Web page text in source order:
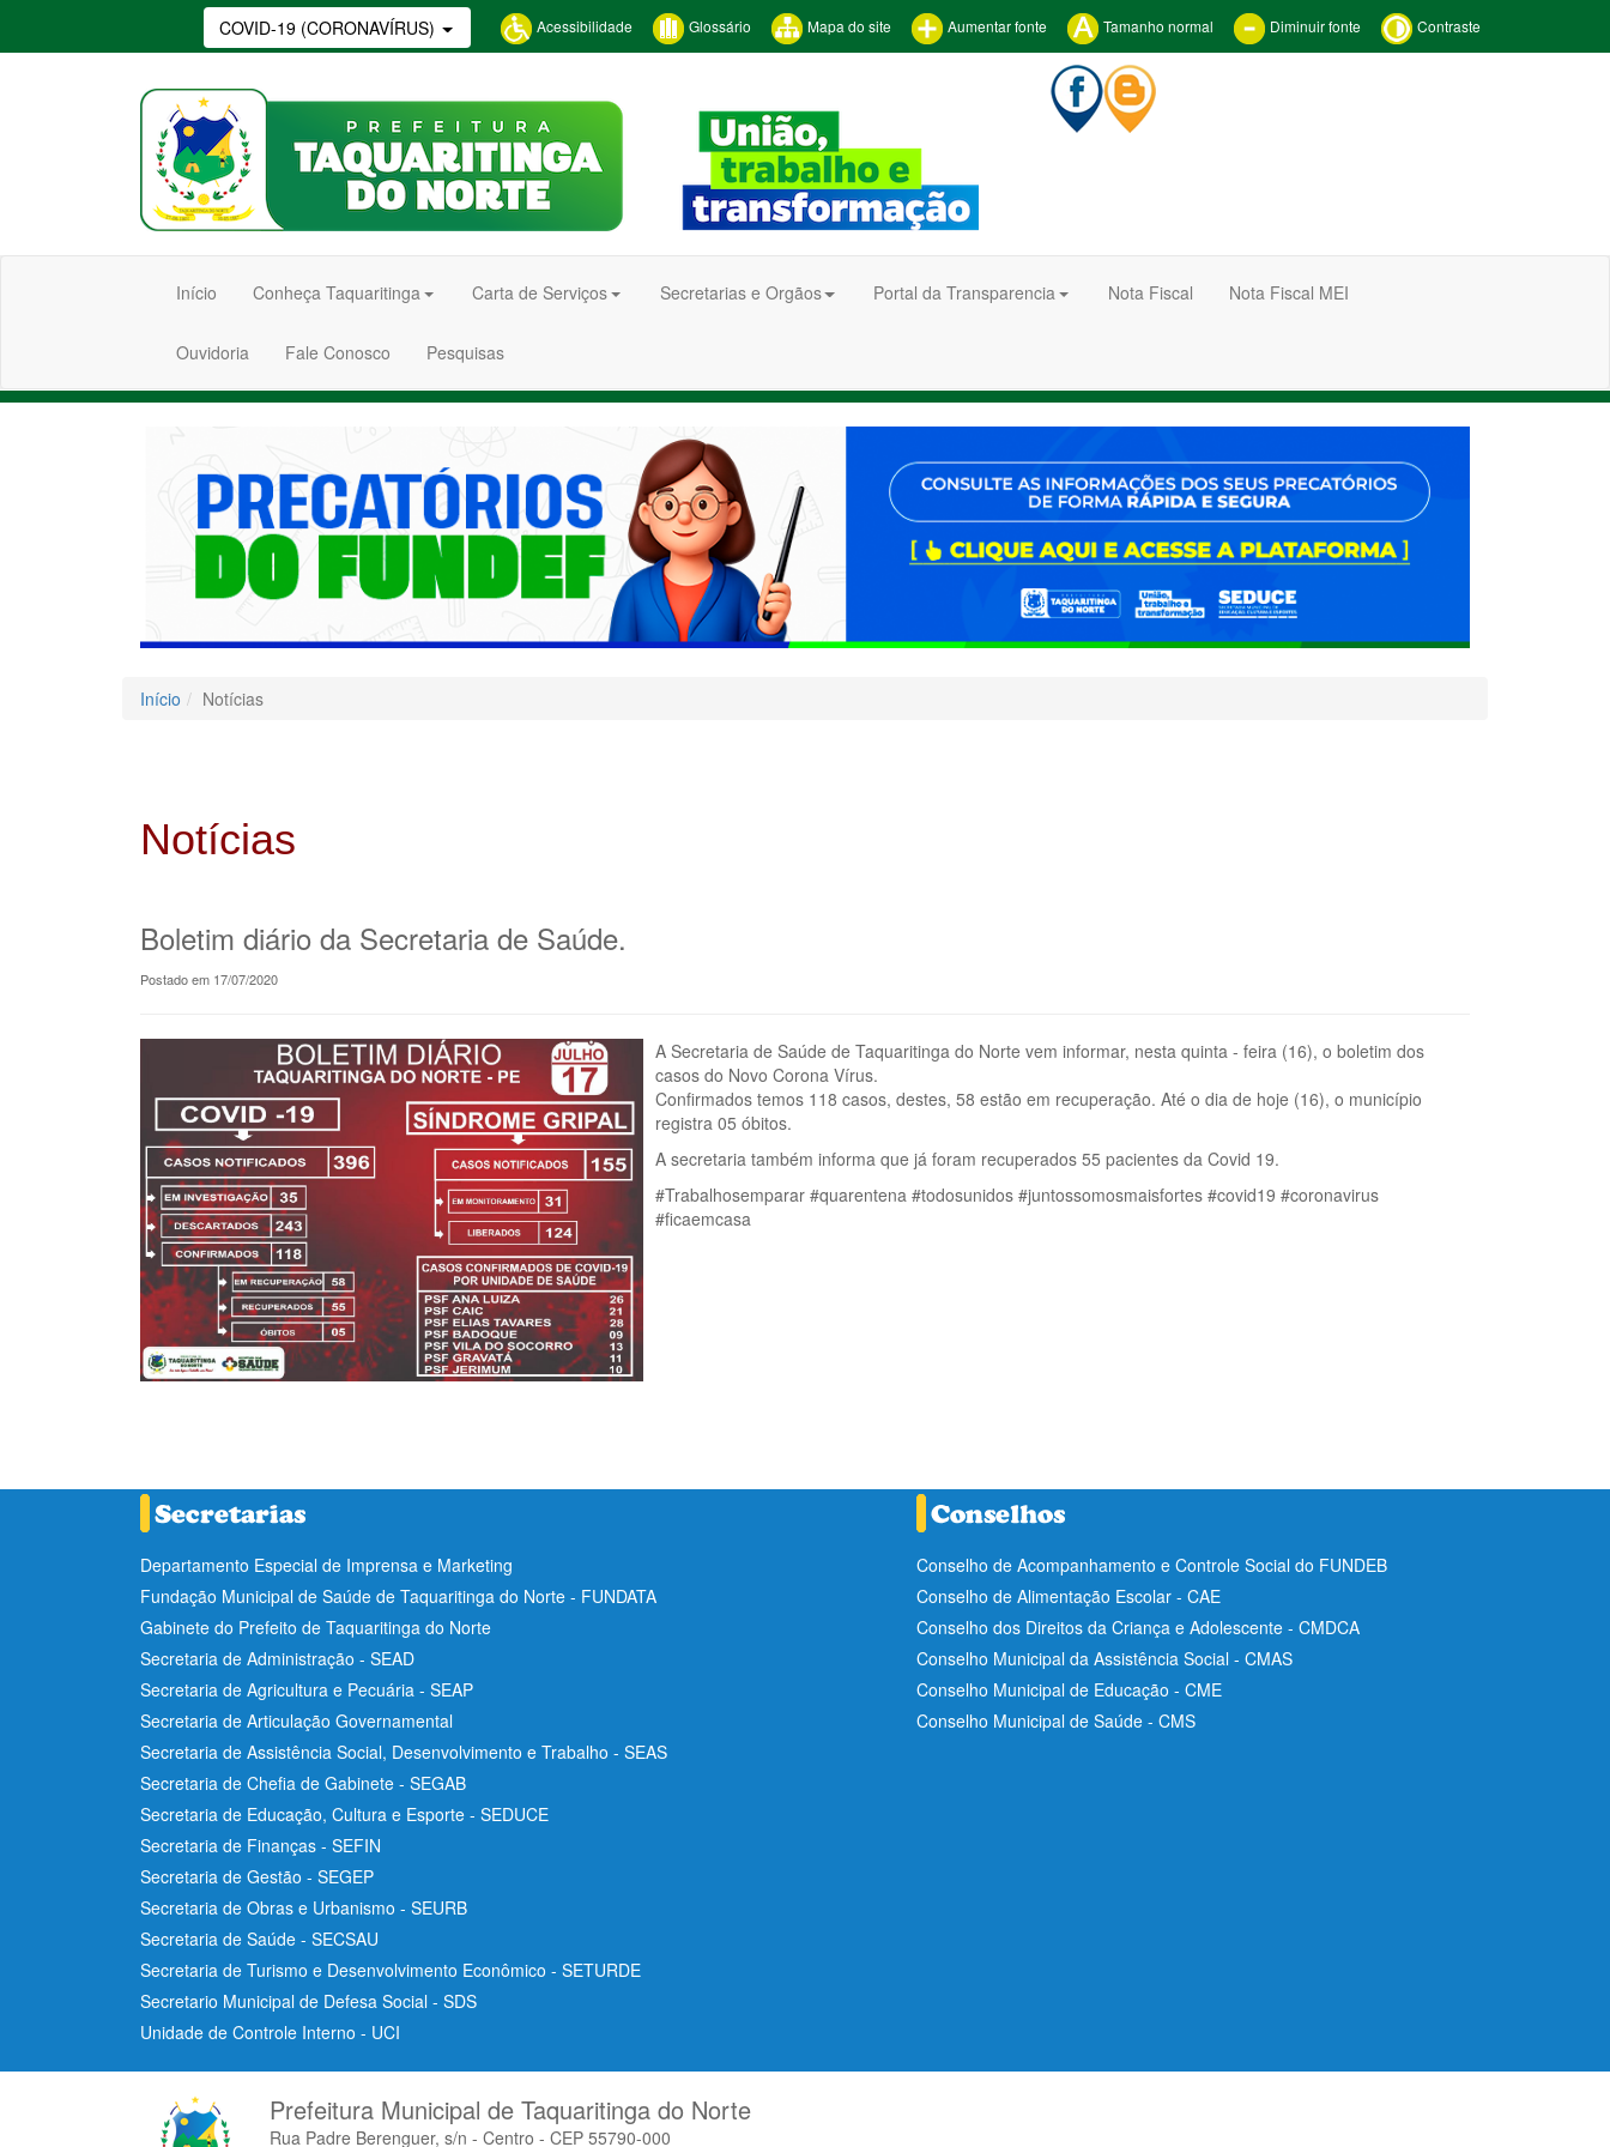
COVID-19 (CORONAVÍRUS) Acessibilidade Glossário Mapa do site Aumentar fonte Tamanho normal Diminuir fonte Contraste
Início Conheça Taquaritinga Carta de Serviços Secretarias e Orgãos Portal da Transparencia Nota Fiscal Nota Fiscal MEI
Ouvidoria Fale Conosco Pesquisas
Início Notícias
Notícias
Boletim diário da Secretaria de Saúde.
Postado em 17/07/2020
A Secretaria de Saúde de Taquaritinga do Norte vem informar, nesta quinta - feira (16), o boletim dos
casos do Novo Corona Vírus.
Confirmados temos 118 casos, destes, 58 estão em recuperação. Até o dia de hoje (16), o município
registra 05 óbitos.
A secretaria também informa que já foram recuperados 55 pacientes da Covid 19.
#Trabalhosemparar #quarentena #todosunidos #juntossomosmaisfortes #covid19 #coronavirus
#ficaemcasa
Departamento Especial de Imprensa e Marketing
Fundação Municipal de Saúde de Taquaritinga do Norte - FUNDATA
Gabinete do Prefeito de Taquaritinga do Norte
Secretaria de Administração - SEAD
Secretaria de Agricultura e Pecuária - SEAP
Secretaria de Articulação Governamental
Secretaria de Assistência Social, Desenvolvimento e Trabalho - SEAS
Secretaria de Chefia de Gabinete - SEGAB
Secretaria de Educação, Cultura e Esporte - SEDUCE
Secretaria de Finanças - SEFIN
Secretaria de Gestão - SEGEP
Secretaria de Obras e Urbanismo - SEURB
Secretaria de Saúde - SECSAU
Secretaria de Turismo e Desenvolvimento Econômico - SETURDE
Secretario Municipal de Defesa Social - SDS
Unidade de Controle Interno - UCI
Conselho de Acompanhamento e Controle Social do FUNDEB
Conselho de Alimentação Escolar - CAE
Conselho dos Direitos da Criança e Adolescente - CMDCA
Conselho Municipal da Assistência Social - CMAS
Conselho Municipal de Educação - CME
Conselho Municipal de Saúde - CMS
Prefeitura Municipal de Taquaritinga do Norte
Rua Padre Berenguer, s/n - Centro - CEP 55790-000